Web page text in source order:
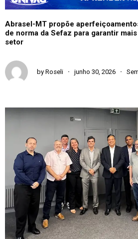
Abrasel-MT propõe
de norma da Sefaz para garantir
setor
by Roseli junho 30, 2026